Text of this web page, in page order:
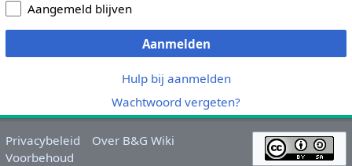
Aangemeld blijven
Aanmelden
Hulp bij aanmelden
Wachtwoord vergeten?
Privacybeleid
Over B&G Wiki
Voorbehoud